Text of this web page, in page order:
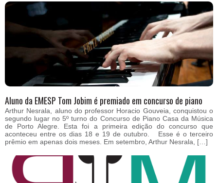
Aluno da EMESP Tom Jobim é premiado em concurso de piano
Arthur Nesrala, aluno do professor Horacio Gouveia, conquistou o
segundo lugar no 5º turno do Concurso de Piano Casa da Música
de Porto Alegre. Esta foi a primeira edição do concurso que
aconteceu entre os dias 18 e 19 de outubro. Esse é o terceiro
prêmio em apenas dois meses. Em setembro, Arthur Nesrala, […]